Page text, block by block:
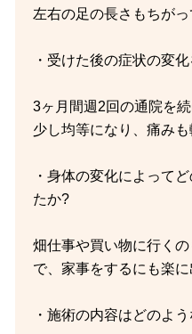
左右の足の長さもちがっ
・受けた後の症状の変
3ヶ月間週2回の通院を
少し均等になり、痛み
・身体の変化によって
たか?
畑仕事や買い物に行く
で、家事をするにも楽に
・施術の内容はどのよ